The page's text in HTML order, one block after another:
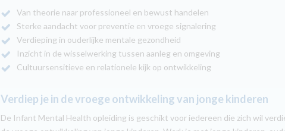
Van theorie naar professioneel en bewust handelen
Sterke aandacht voor preventie en vroege signalering
Verdieping in ouderlijke mentale gezondheid
Inzicht in de wisselwerking tussen aanleg en omgeving
Cultuursensitieve en relationele kijk op ontwikkeling
Verdiep je in de vroege ontwikkeling van jonge kinderen
De Infant Mental Health opleiding is geschikt voor iedereen die zich wil